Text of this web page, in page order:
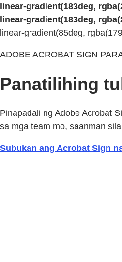
linear-gradient(183deg,
linear-gradient(183deg,
linear-gradient(85deg,
ADOBE ACROBAT SIGN
Panatilihing
Pinapadali ng Adobe Acrobat
sa mga team mo, saanman
Subukan ang Acrobat Sign